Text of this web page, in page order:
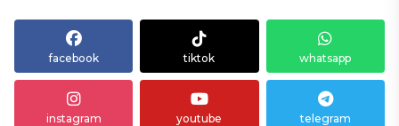
facebook tiktok whatsapp
instagram youtube telegram